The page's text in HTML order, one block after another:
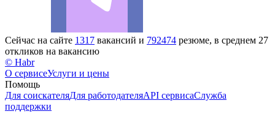
Сейчас на сайте 1317 вакансий и 792474 резюме, в среднем 27
откликов на вакансию
© Habr
О сервисеУслуги и цены
Помощь
Для соискателяДля работодателяAPI сервисаСлужба
поддержки